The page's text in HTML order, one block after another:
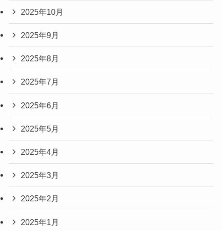
2025年10月
2025年9月
2025年8月
2025年7月
2025年6月
2025年5月
2025年4月
2025年3月
2025年2月
2025年1月